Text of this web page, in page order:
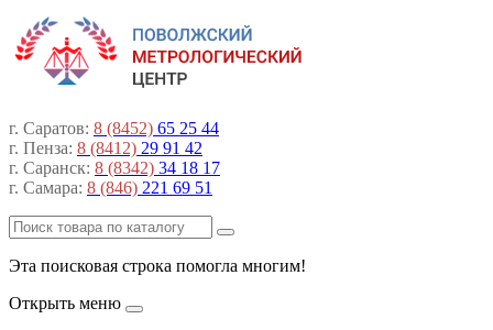
г. Саратов: 8 (8452) 65 25 44
г. Пенза: 8 (8412) 29 91 42
г. Саранск: 8 (8342) 34 18 17
г. Самара: 8 (846) 221 69 51
Эта поисковая строка помогла многим!
Открыть меню